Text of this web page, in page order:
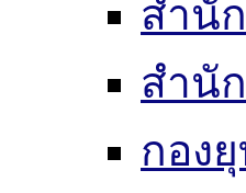
สำนั
สำนั
กอง